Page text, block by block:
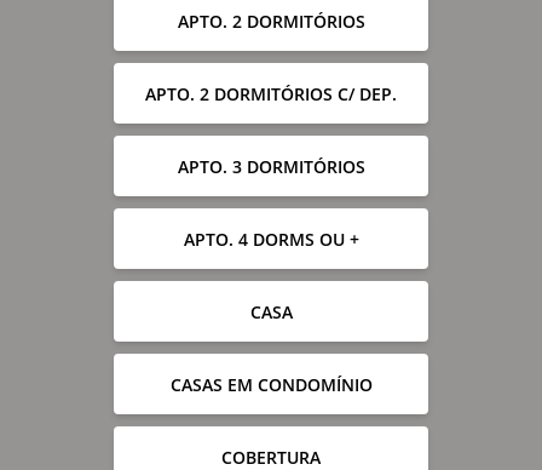
APTO. 2 DORMITÓRIOS
APTO. 2 DORMITÓRIOS C/ DEP.
APTO. 3 DORMITÓRIOS
APTO. 4 DORMS OU +
CASA
CASAS EM CONDOMÍNIO
COBERTURA